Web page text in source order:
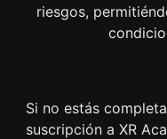
riesgos,
Si no estás
suscripción a XR